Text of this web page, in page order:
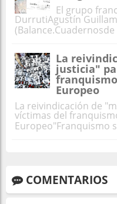
El grupo
DurrutiAgustín
(Balance.Cuadernosde
La
justicia"
Europeo
La reivindicación de
víctimas del
Europeo"Franquismo
COMENTARIOS